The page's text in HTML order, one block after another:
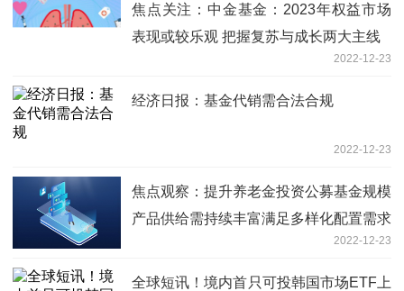
焦点关注：中金基金：2023年权益市场
表现或较乐观 把握复苏与成长两大主线
2022-12-23
经济日报：基金代销需合法合规
2022-12-23
焦点观察：提升养老金投资公募基金规模
产品供给需持续丰富满足多样化配置需求
2022-12-23
全球短讯！境内首只可投韩国市场ETF上